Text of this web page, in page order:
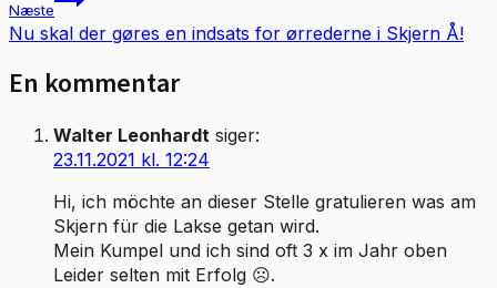
Næste
Nu skal der gøres en indsats for ørrederne i Skjern Å!
En kommentar
Walter Leonhardt siger:
23.11.2021 kl. 12:24
Hi, ich möchte an dieser Stelle gratulieren was am
Skjern für die Lakse getan wird.
Mein Kumpel und ich sind oft 3 x im Jahr oben
Leider selten mit Erfolg ☹️.